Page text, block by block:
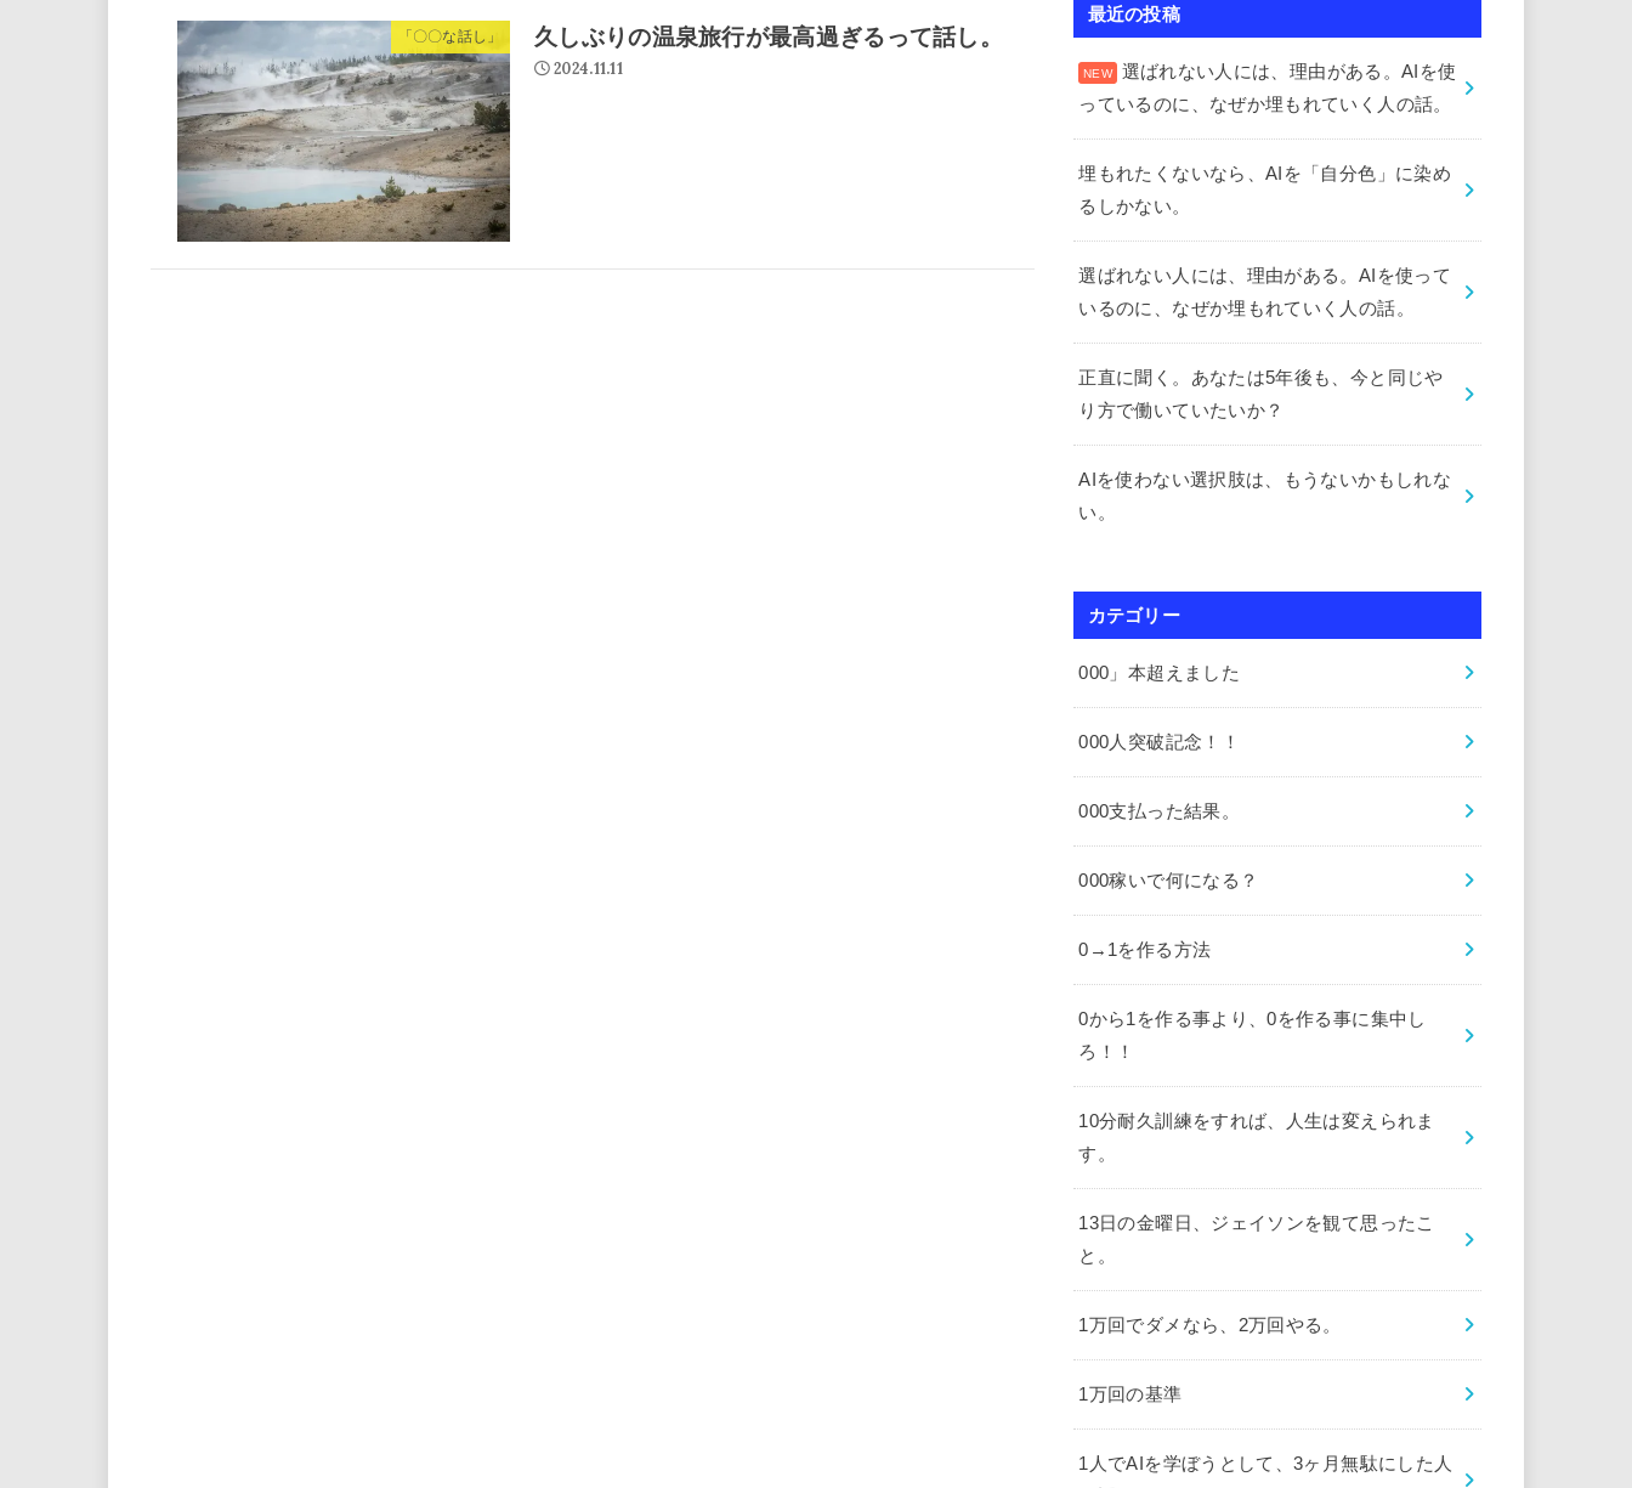
「〇〇な話し」 久しぶりの温泉旅行が最高過ぎるって話し。
2024.11.11
最近の投稿
選ばれない人には、理由がある。AIを使
っているのに、なぜか埋もれていく人の話。
埋もれたくないなら、AIを「自分色」に染め
るしかない。
選ばれない人には、理由がある。AIを使って
いるのに、なぜか埋もれていく人の話。
正直に聞く。あなたは5年後も、今と同じや
り方で働いていたいか？
AIを使わない選択肢は、もうないかもしれな
い。
カテゴリー
000」本超えました
000人突破記念！！
000支払った結果。
000稼いで何になる？
0→1を作る方法
0から1を作る事より、0を作る事に集中し
ろ！！
10分耐久訓練をすれば、人生は変えられま
す。
13日の金曜日、ジェイソンを観て思ったこ
と。
1万回でダメなら、2万回やる。
1万回の基準
1人でAIを学ぼうとして、3ヶ月無駄にした人